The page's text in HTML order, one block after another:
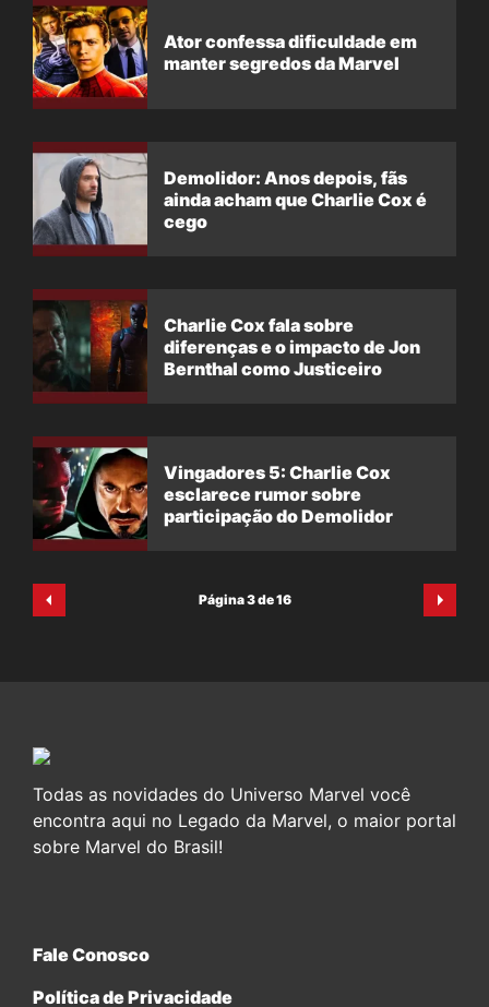
Ator confessa dificuldade em
manter segredos da Marvel
Demolidor: Anos depois, fãs
ainda acham que Charlie Cox é
cego
Charlie Cox fala sobre
diferenças e o impacto de Jon
Bernthal como Justiceiro
Vingadores 5: Charlie Cox
esclarece rumor sobre
participação do Demolidor
Página 3 de 16
Todas as novidades do Universo Marvel você
encontra aqui no Legado da Marvel, o maior portal
sobre Marvel do Brasil!
Fale Conosco
Política de Privacidade